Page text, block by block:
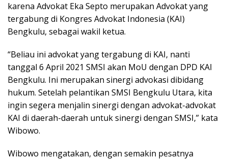
karena Advokat Eka Septo merupakan Advokat yang
tergabung di Kongres Advokat Indonesia (KAI)
Bengkulu, sebagai wakil ketua.
“Beliau ini advokat yang tergabung di KAI, nanti
tanggal 6 April 2021 SMSI akan MoU dengan DPD KAI
Bengkulu. Ini merupakan sinergi advokasi dibidang
hukum. Setelah pelantikan SMSI Bengkulu Utara, kita
ingin segera menjalin sinergi dengan advokat-advokat
KAI di daerah-daerah untuk sinergi dengan SMSI,” kata
Wibowo.
Wibowo mengatakan, dengan semakin pesatnya